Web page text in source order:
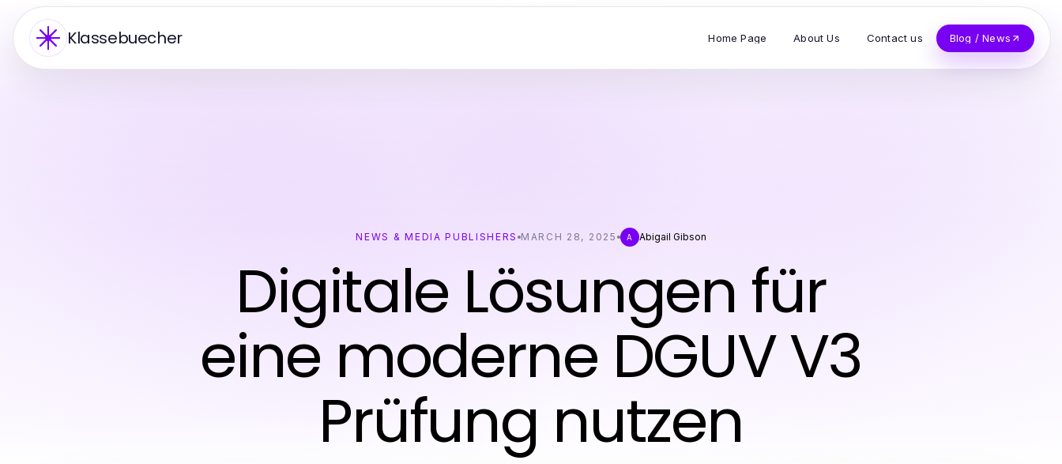
Klassebuecher Home Page About Us Contact us Blog / News
NEWS & MEDIA PUBLISHERS MARCH 28, 2025 A Abigail Gibson
Digitale Lösungen für
eine moderne DGUV V3
Prüfung nutzen